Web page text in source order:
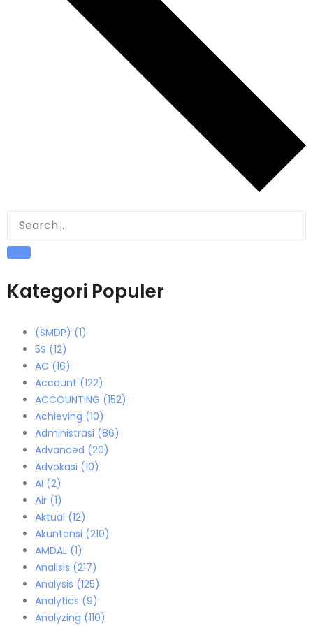
Kategori Populer
(SMDP) (1)
5S (12)
AC (16)
Account (122)
ACCOUNTING (152)
Achieving (10)
Administrasi (86)
Advanced (20)
Advokasi (10)
AI (2)
Air (1)
Aktual (12)
Akuntansi (210)
AMDAL (1)
Analisis (217)
Analysis (125)
Analytics (9)
Analyzing (110)